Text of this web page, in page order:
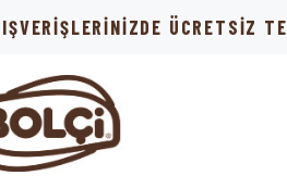
ÜCRETSİZ